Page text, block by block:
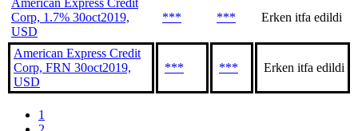
Corp, 1.7% 30oct2019,
USD
*** *** Erken itfa edildi
American Express Credit
Corp, FRN 30oct2019,
USD
*** *** Erken itfa edildi
1